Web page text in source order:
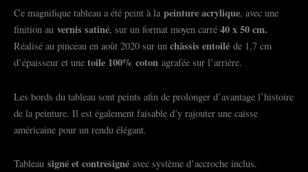
Ce magnifique tableau a été peint à la peinture acrylique, avec une
finition au vernis satiné, sur un format moyen carré 40 x 50 cm.
Réalisé au pinceau en août 2020 sur un châssis entoilé de 1,7 cm
d’épaisseur et une toile 100% coton agrafée sur l’arrière.
Les bords du tableau sont peints afin de prolonger d’avantage l’histoire
de la peinture. Il est également faisable d’y rajouter une caisse
américaine pour un rendu élégant.
Tableau signé et contresigné avec système d’accroche inclus.